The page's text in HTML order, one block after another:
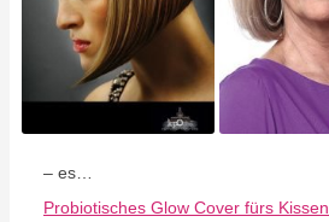
– es…
Probiotisches Glow Cover fürs